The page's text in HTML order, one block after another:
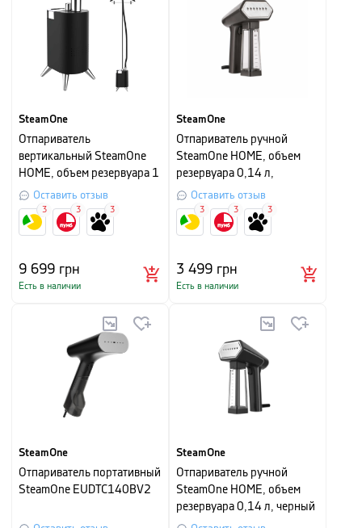
SteamOne
Отпариватель
вертикальный SteamOne
HOME, объем резервуара 1
л, черный,
Оставить отзыв
9 699 грн
Есть в наличии
3 3 3
SteamOne
Отпариватель ручной
SteamOne HOME, объем
резервуара 0,14 л,
антрацит
Оставить отзыв
3 499 грн
Есть в наличии
3 3 3
SteamOne
Отпариватель портативный
SteamOne EUDTC140BV2
SteamOne
Отпариватель ручной
SteamOne HOME, объем
резервуара 0,14 л, черный